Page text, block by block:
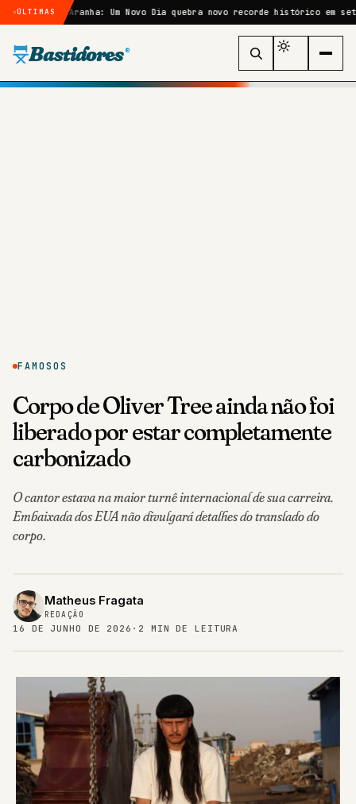
ÚLTIMAS
Homem-Aranha: Um Novo Dia quebra novo recorde histórico em sete dias
Bastidores ®
FAMOSOS
Corpo de Oliver Tree ainda não foi
liberado por estar completamente
carbonizado
O cantor estava na maior turnê internacional de sua carreira.
Embaixada dos EUA não divulgará detalhes do translado do
corpo.
Matheus Fragata
REDAÇÃO
16 DE JUNHO DE 2026 · 2 MIN DE LEITURA